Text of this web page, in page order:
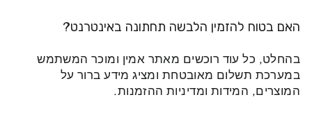
האם בטוח להזמין הלבשה תחתונה באינטרנט?
בהחלט, כל עוד רוכשים מאתר אמין ומוכר המשתמש
במערכת תשלום מאובטחת ומציג מידע ברור על
המוצרים, המידות ומדיניות ההזמנות.